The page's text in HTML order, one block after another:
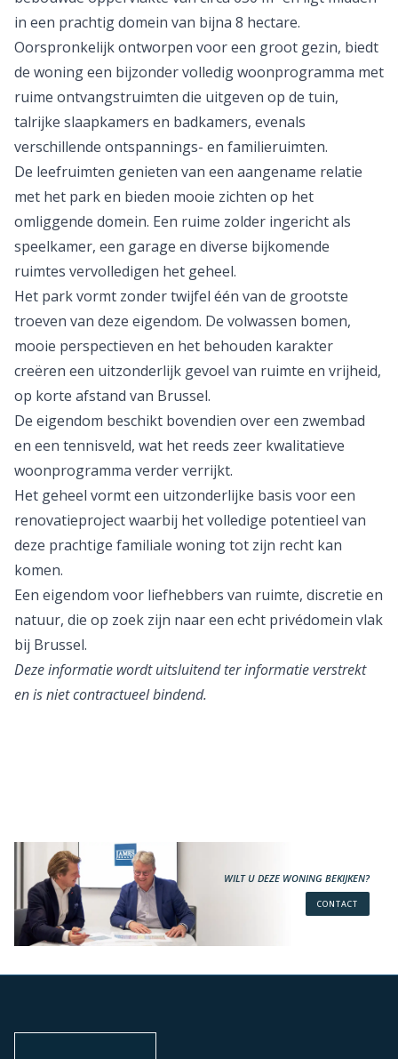
in een prachtig domein van bijna 8 hectare.
Oorspronkelijk ontworpen voor een groot gezin, biedt
de woning een bijzonder volledig woonprogramma met
ruime ontvangstruimten die uitgeven op de tuin,
talrijke slaapkamers en badkamers, evenals
verschillende ontspannings- en familieruimten.
De leefruimten genieten van een aangename relatie
met het park en bieden mooie zichten op het
omliggende domein. Een ruime zolder ingericht als
speelkamer, een garage en diverse bijkomende
ruimtes vervolledigen het geheel.
Het park vormt zonder twijfel één van de grootste
troeven van deze eigendom. De volwassen bomen,
mooie perspectieven en het behouden karakter
creëren een uitzonderlijk gevoel van ruimte en vrijheid,
op korte afstand van Brussel.
De eigendom beschikt bovendien over een zwembad
en een tennisveld, wat het reeds zeer kwalitatieve
woonprogramma verder verrijkt.
Het geheel vormt een uitzonderlijke basis voor een
renovatieproject waarbij het volledige potentieel van
deze prachtige familiale woning tot zijn recht kan
komen.
Een eigendom voor liefhebbers van ruimte, discretie en
natuur, die op zoek zijn naar een echt privédomein vlak
bij Brussel.
Deze informatie wordt uitsluitend ter informatie verstrekt
en is niet contractueel bindend.
WILT U DEZE WONING BEKIJKEN?
CONTACT